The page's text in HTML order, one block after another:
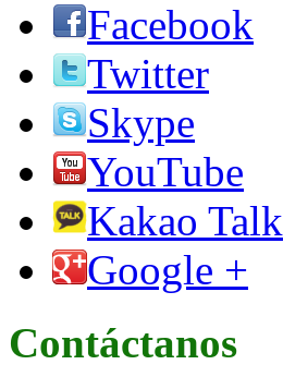
Facebook
Twitter
Skype
YouTube
Kakao Talk
Google +
Contáctanos